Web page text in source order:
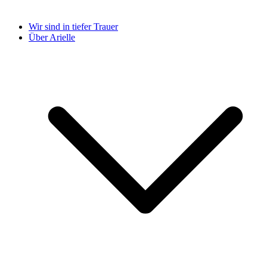
Wir sind in tiefer Trauer
Über Arielle